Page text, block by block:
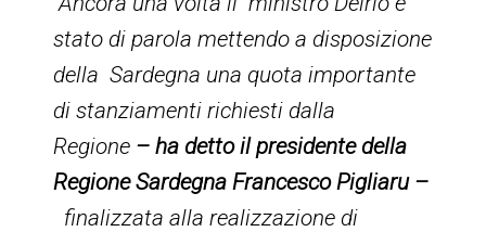
stato di parola mettendo a disposizione
della Sardegna una quota importante
di stanziamenti richiesti dalla
Regione – ha detto il presidente della
Regione Sardegna Francesco Pigliaru –
finalizzata alla realizzazione di